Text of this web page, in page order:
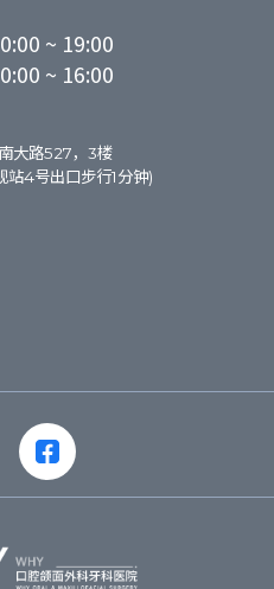
~ 19:00
~ 16:00
大路527，3楼
站4号出口步行1分钟)